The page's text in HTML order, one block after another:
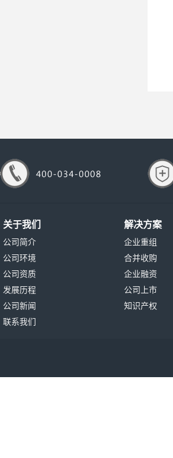
关于我们
公司简介
公司环境
公司资质
发展历程
公司新闻
联系我们
解决方案
企业重组
合并收购
企业融资
公司上市
知识产权